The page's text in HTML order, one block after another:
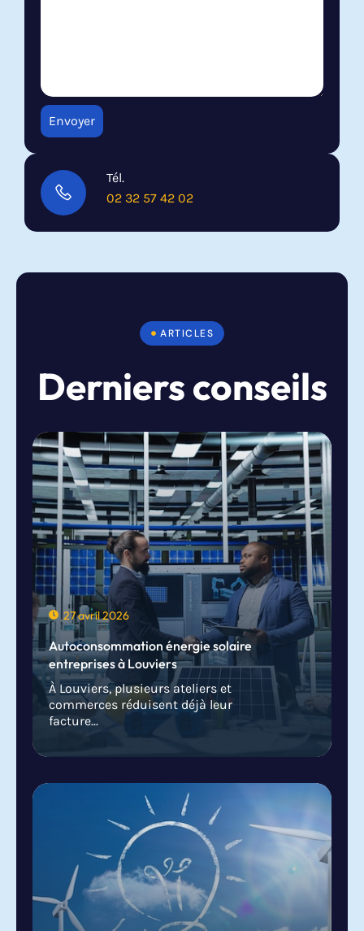
Tél.
02 32 57 42 02
ARTICLES
Derniers conseils
27 avril 2026
Autoconsommation énergie solaire
entreprises à Louviers
À Louviers, plusieurs ateliers et
commerces réduisent déjà leur
facture...